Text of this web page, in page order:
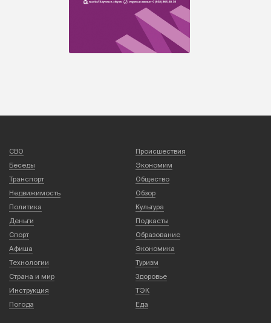
СВО
Происшествия
Беседы
Экономим
Транспорт
Общество
Недвижимость
Обзор
Политика
Культура
Деньги
Подкасты
Спорт
Образование
Афиша
Экономика
Технологии
Туризм
Страна и мир
Здоровье
Инструкция
ТЭК
Погода
Еда